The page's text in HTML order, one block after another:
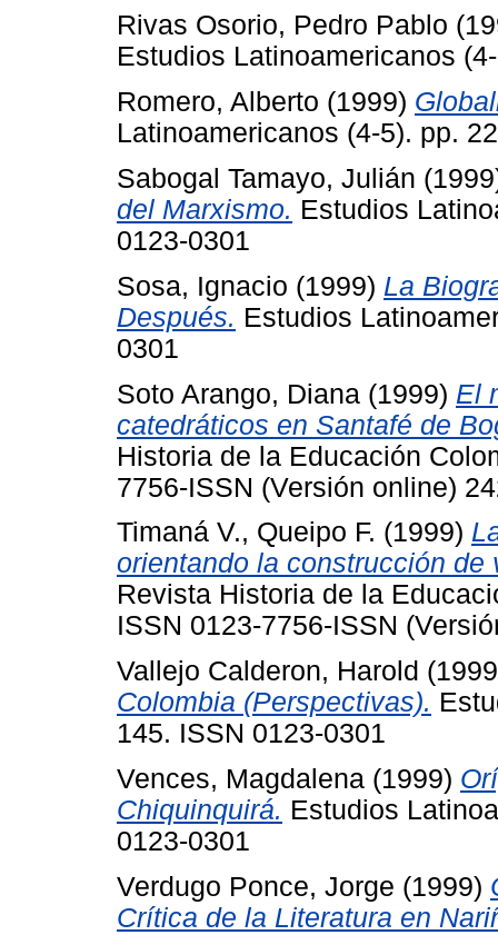
Rivas Osorio, Pedro Pablo
Estudios Latinoamericanos
Romero, Alberto (1999)
Latinoamericanos (4-5). pp.
Sabogal Tamayo, Julián
del Marxismo. Estudios
0123-0301
Sosa, Ignacio (1999) La
Después. Estudios
0301
Soto Arango, Diana (1999) El
catedráticos en Santafé de
Historia de la Educación
7756-ISSN (Versión online)
Timaná V., Queipo F. (1999)
orientando la construcción
Revista Historia de la
ISSN 0123-7756-ISSN
Vallejo Calderon, Harold
Colombia (Perspectivas).
145. ISSN 0123-0301
Vences, Magdalena (1999)
Chiquinquirá. Estudios
0123-0301
Verdugo Ponce, Jorge (1999)
Crítica de la Literatura en